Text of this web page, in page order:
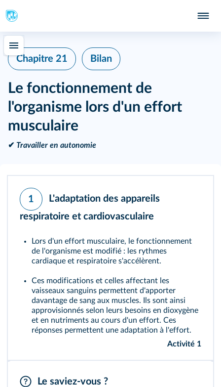
Chapitre 21 Bilan
Le fonctionnement de
l'organisme lors d'un effort
musculaire
✔ Travailler en autonomie
1
L'adaptation des appareils
respiratoire et cardiovasculaire
Lors d'un effort musculaire, le fonctionnement
de l'organisme est modifié : les rythmes
cardiaque et respiratoire s'accélèrent.
Ces modifications et celles affectant les
vaisseaux sanguins permettent d'apporter
davantage de sang aux muscles. Ils sont ainsi
approvisionnés selon leurs besoins en dioxygène
et en nutriments au cours d'un effort. Ces
réponses permettent une adaptation à l'effort.
Activité 1
Le saviez-vous ?